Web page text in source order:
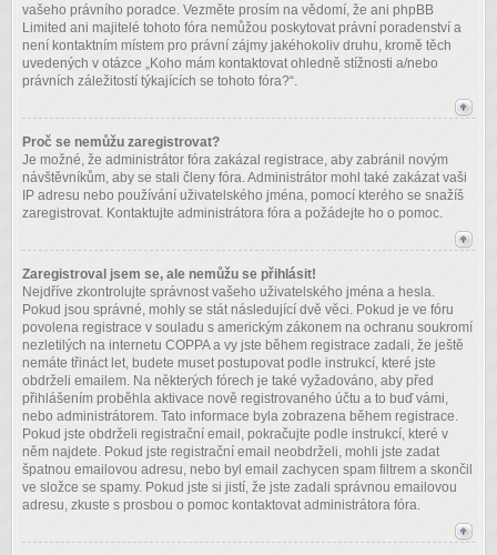
vašeho právního poradce. Vezměte prosím na vědomí, že ani phpBB
Limited ani majitelé tohoto fóra nemůžou poskytovat právní poradenství a
není kontaktním místem pro právní zájmy jakéhokoliv druhu, kromě těch
uvedených v otázce „Koho mám kontaktovat ohledně stížnosti a/nebo
právních záležitostí týkajících se tohoto fóra?“.
Proč se nemůžu zaregistrovat?
Je možné, že administrátor fóra zakázal registrace, aby zabránil novým
návštěvníkům, aby se stali členy fóra. Administrátor mohl také zakázat vaši
IP adresu nebo používání uživatelského jména, pomocí kterého se snažíš
zaregistrovat. Kontaktujte administrátora fóra a požádejte ho o pomoc.
Zaregistroval jsem se, ale nemůžu se přihlásit!
Nejdříve zkontrolujte správnost vašeho uživatelského jména a hesla.
Pokud jsou správné, mohly se stát následující dvě věci. Pokud je ve fóru
povolena registrace v souladu s americkým zákonem na ochranu soukromí
nezletilých na internetu COPPA a vy jste během registrace zadali, že ještě
nemáte třináct let, budete muset postupovat podle instrukcí, které jste
obdrželi emailem. Na některých fórech je také vyžadováno, aby před
přihlášením proběhla aktivace nově registrovaného účtu a to buď vámi,
nebo administrátorem. Tato informace byla zobrazena během registrace.
Pokud jste obdrželi registrační email, pokračujte podle instrukcí, které v
něm najdete. Pokud jste registrační email neobdrželi, mohli jste zadat
špatnou emailovou adresu, nebo byl email zachycen spam filtrem a skončil
ve složce se spamy. Pokud jste si jistí, že jste zadali správnou emailovou
adresu, zkuste s prosbou o pomoc kontaktovat administrátora fóra.